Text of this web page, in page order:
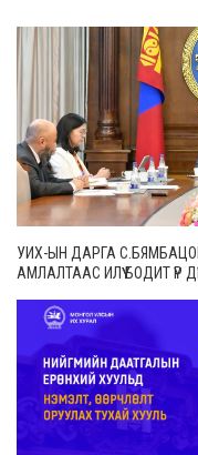
УИХ-ЫН ДАРГА
АМЛАЛТААС ИЛҮҮ БОДИТ ҮР